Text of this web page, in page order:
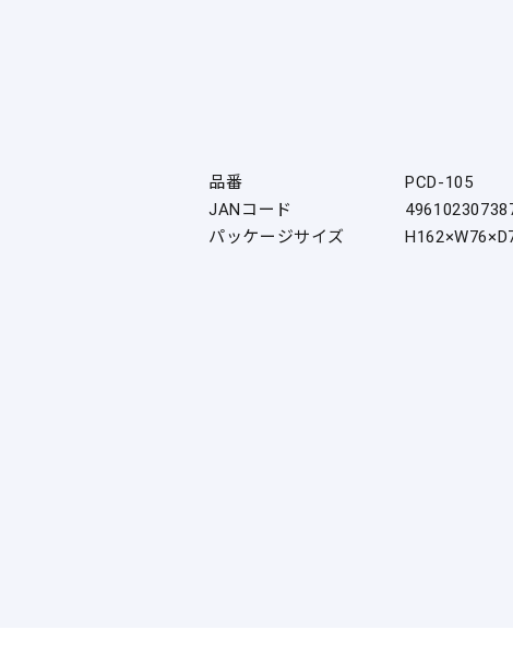
品番
PCD-105
JANコード
パッケージサイズ